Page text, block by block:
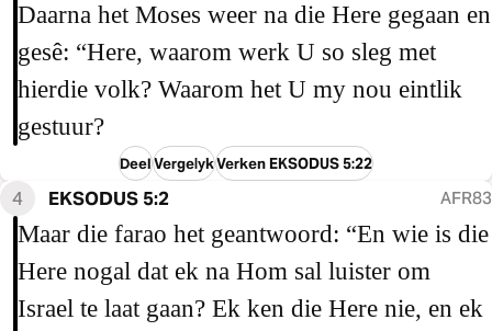
Daarna het Moses weer na die Here gegaan en
gesê: “Here, waarom werk U so sleg met
hierdie volk? Waarom het U my nou eintlik
gestuur?
DeelVergelykVerken EKSODUS 5:22
4 EKSODUS 5:2 AFR83
Maar die farao het geantwoord: “En wie is die
Here nogal dat ek na Hom sal luister om
Israel te laat gaan? Ek ken die Here nie, en ek